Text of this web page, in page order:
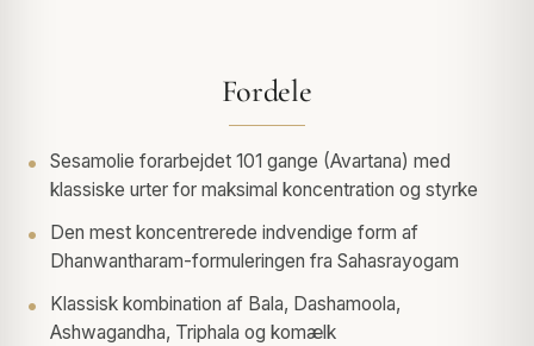
Fordele
Sesamolie forarbejdet 101 gange (Avartana) med
klassiske urter for maksimal koncentration og styrke
Den mest koncentrerede indvendige form af
Dhanwantharam-formuleringen fra Sahasrayogam
Klassisk kombination af Bala, Dashamoola,
Ashwagandha, Triphala og komælk